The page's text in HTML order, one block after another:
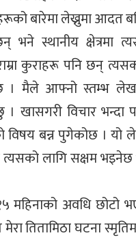
बारेमा लेख्नुमा
भने स्थानीय क्षेत्रमा
कुराहरू पनि छन्
। मैले आफ्नो स्तम्भ
खासगरी विचार भन्दा
विषय बन्न पुगेकोछ । यो
लागि सक्षम
महिनाको अवधि छोटो
तितामिठा घटना